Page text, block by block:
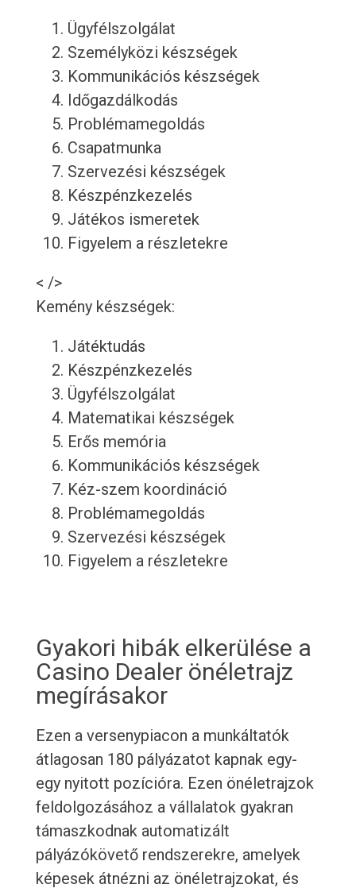
Ügyfélszolgálat
Személyközi készségek
Kommunikációs készségek
Időgazdálkodás
Problémamegoldás
Csapatmunka
Szervezési készségek
Készpénzkezelés
Játékos ismeretek
Figyelem a részletekre
< />
Kemény készségek:
Játéktudás
Készpénzkezelés
Ügyfélszolgálat
Matematikai készségek
Erős memória
Kommunikációs készségek
Kéz-szem koordináció
Problémamegoldás
Szervezési készségek
Figyelem a részletekre
Gyakori hibák elkerülése a
Casino Dealer önéletrajz
megírásakor
Ezen a versenypiacon a munkáltatók
átlagosan 180 pályázatot kapnak egy-
egy nyitott pozícióra. Ezen önéletrajzok
feldolgozásához a vállalatok gyakran
támaszkodnak automatizált
pályázókövető rendszerekre, amelyek
képesek átnézni az önéletrajzokat, és